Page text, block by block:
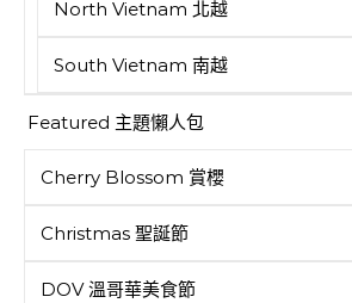
North Vietnam 北越
South Vietnam 南越
Featured 主題懶人包
Cherry Blossom 賞櫻
Christmas 聖誕節
DOV 溫哥華美食節